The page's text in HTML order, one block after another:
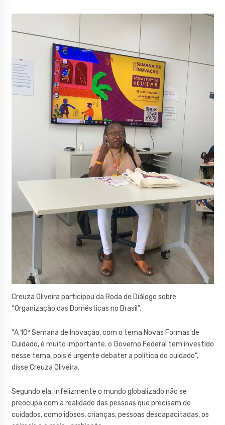
Creuza Oliveira participou da Roda de Diálogo sobre
“Organização das Domésticas no Brasil”.
“A 10ª Semana de Inovação, com o tema Novas Formas de
Cuidado, é muito importante. o Governo Federal tem investido
nesse tema, pois é urgente debater a política do cuidado”,
disse Creuza Oliveira.
Segundo ela, infelizmente o mundo globalizado não se
preocupa com a realidade das pessoas que precisam de
cuidados, como idosos, crianças, pessoas descapacitadas, os